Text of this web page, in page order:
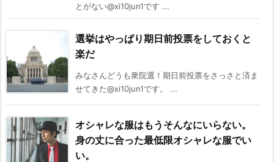
とがない@xi10jun1です ...
選挙はやっぱり期日前投票をしておくと
楽だ
みなさんどうも衆院選！期日前投票をさっさと済ま
せてきた@xi10jun1です。 ...
オシャレな服はもうそんなにいらない。
身の丈に合った最低限オシャレな服でい
い。